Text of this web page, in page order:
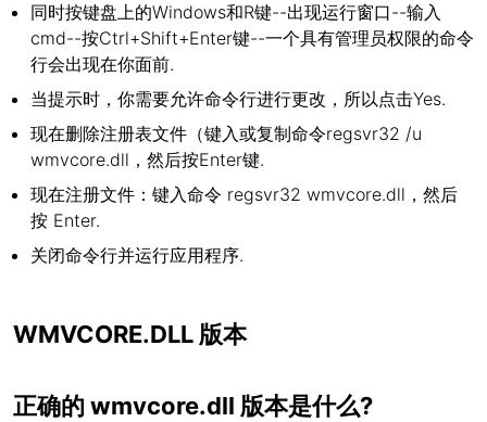
同时按键盘上的Windows和R键--出现运行窗口--输入
cmd--按Ctrl+Shift+Enter键--一个具有管理员权限的命令
行会出现在你面前.
当提示时，你需要允许命令行进行更改，所以点击Yes.
现在删除注册表文件（键入或复制命令regsvr32 /u
wmvcore.dll，然后按Enter键.
现在注册文件：键入命令 regsvr32 wmvcore.dll，然后
按 Enter.
关闭命令行并运行应用程序.
WMVCORE.DLL 版本
正确的 wmvcore.dll 版本是什么?